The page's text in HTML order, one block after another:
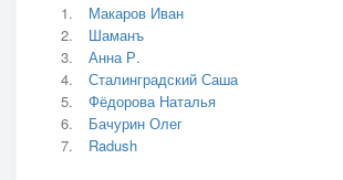
Макаров Иван
Шаманъ
Анна Р.
Сталинградский Саша
Фёдорова Наталья
Бачурин Олег
Radush